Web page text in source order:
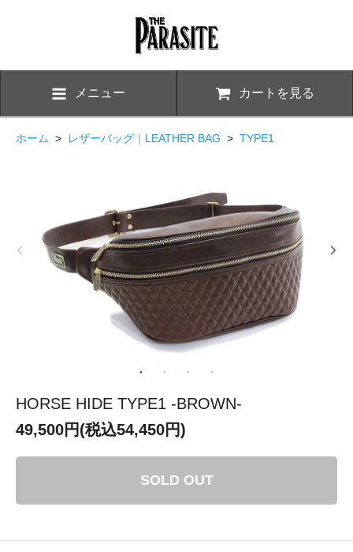
メニュー カートを見る
ホーム > レザーバッグ｜LEATHER BAG > TYPE1
HORSE HIDE TYPE1 -BROWN-
49,500円(税込54,450円)
SOLD OUT